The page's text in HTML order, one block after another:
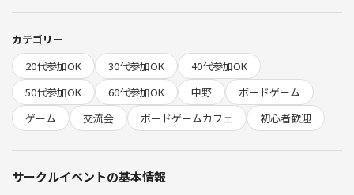
オープン記念特別価格ということもあり、チケット代が超々々々お得で
す！！！
ぜひこの機会をお見逃しなく！！！
---------------------------
ウェイ)
カテゴリー
20代参加OK
30代参加OK
40代参加OK
50代参加OK
60代参加OK 中野
ボードゲーム
ゲーム
交流会 ボードゲームカフェ 初心者歓迎
サークルイベントの基本情報